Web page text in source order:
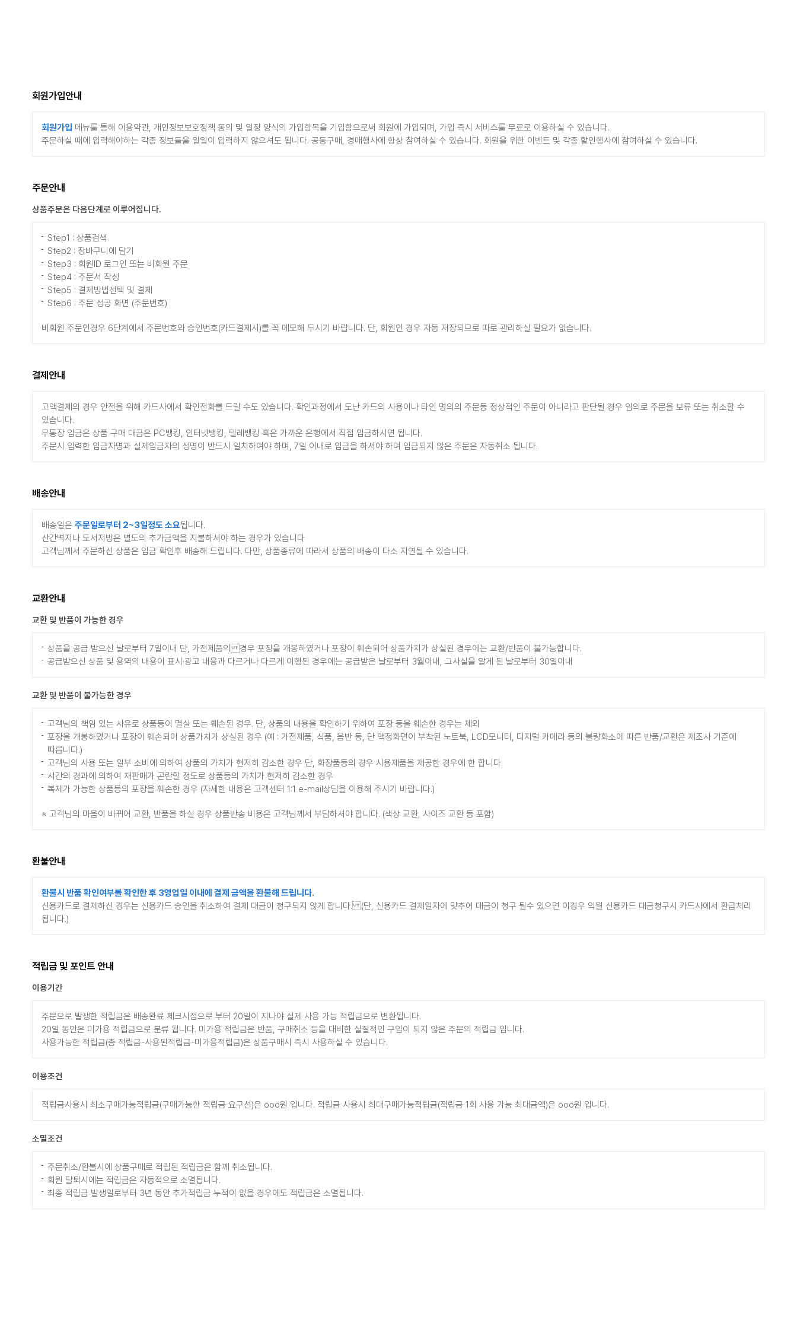
회원가입안내
회원가입 메뉴를 통해 이용약관, 개인정보보호정책 동의 및 일정 양식의 가입항목을 기입함으로써 회원에 가입되며, 가입 즉시 서비스를 무료로 이용하실 수 있습니다.
주문하실 때에 입력해야하는 각종 정보들을 일일이 입력하지 않으셔도 됩니다. 공동구매, 경매행사에 항상 참여하실 수 있습니다. 회원을 위한 이벤트 및 각종 할인행사에 참여하실 수 있습니다.
주문안내
상품주문은 다음단계로 이루어집니다.
Step1 : 상품검색
Step2 : 장바구니에 담기
Step3 : 회원ID 로그인 또는 비회원 주문
Step4 : 주문서 작성
Step5 : 결제방법선택 및 결제
Step6 : 주문 성공 화면 (주문번호)
비회원 주문인경우 6단계에서 주문번호와 승인번호(카드결제시)를 꼭 메모해 두시기 바랍니다. 단, 회원인 경우 자동 저장되므로 따로 관리하실 필요가 없습니다.
결제안내
고액결제의 경우 안전을 위해 카드사에서 확인전화를 드릴 수도 있습니다. 확인과정에서 도난 카드의 사용이나 타인 명의의 주문등 정상적인 주문이 아니라고 판단될 경우 임의로 주문을 보류 또는 취소할 수
있습니다.
무통장 입금은 상품 구매 대금은 PC뱅킹, 인터넷뱅킹, 텔레뱅킹 혹은 가까운 은행에서 직접 입금하시면 됩니다.
주문시 입력한 입금자명과 실제입금자의 성명이 반드시 일치하여야 하며, 7일 이내로 입금을 하셔야 하며 입금되지 않은 주문은 자동취소 됩니다.
배송안내
배송일은 주문일로부터 2~3일정도 소요됩니다.
산간벽지나 도서지방은 별도의 추가금액을 지불하셔야 하는 경우가 있습니다
고객님께서 주문하신 상품은 입금 확인후 배송해 드립니다. 다만, 상품종류에 따라서 상품의 배송이 다소 지연될 수 있습니다.
교환안내
교환 및 반품이 가능한 경우
상품을 공급 받으신 날로부터 7일이내 단, 가전제품의 경우 포장을 개봉하였거나 포장이 훼손되어 상품가치가 상실된 경우에는 교환/반품이 불가능합니다.
공급받으신 상품 및 용역의 내용이 표시·광고 내용과 다르거나 다르게 이행된 경우에는 공급받은 날로부터 3월이내, 그사실을 알게 된 날로부터 30일이내
교환 및 반품이 불가능한 경우
고객님의 책임 있는 사유로 상품등이 멸실 또는 훼손된 경우. 단, 상품의 내용을 확인하기 위하여 포장 등을 훼손한 경우는 제외
포장을 개봉하였거나 포장이 훼손되어 상품가치가 상실된 경우 (예 : 가전제품, 식품, 음반 등, 단 액정화면이 부착된 노트북, LCD모니터, 디지털 카메라 등의 불량화소에 따른 반품/교환은 제조사 기준에
따릅니다.)
고객님의 사용 또는 일부 소비에 의하여 상품의 가치가 현저히 감소한 경우 단, 화장품등의 경우 시용제품을 제공한 경우에 한 합니다.
시간의 경과에 의하여 재판매가 곤란할 정도로 상품등의 가치가 현저히 감소한 경우
복제가 가능한 상품등의 포장을 훼손한 경우 (자세한 내용은 고객센터 1:1 e-mail상담을 이용해 주시기 바랍니다.)
※ 고객님의 마음이 바뀌어 교환, 반품을 하실 경우 상품반송 비용은 고객님께서 부담하셔야 합니다. (색상 교환, 사이즈 교환 등 포함)
환불안내
환불시 반품 확인여부를 확인한 후 3영업일 이내에 결제 금액을 환불해 드립니다.
신용카드로 결제하신 경우는 신용카드 승인을 취소하여 결제 대금이 청구되지 않게 합니다. (단, 신용카드 결제일자에 맞추어 대금이 청구 될수 있으면 이경우 익월 신용카드 대금청구시 카드사에서 환급처리
됩니다.)
적립금 및 포인트 안내
이용기간
주문으로 발생한 적립금은 배송완료 체크시점으로 부터 20일이 지나야 실제 사용 가능 적립금으로 변환됩니다.
20일 동안은 미가용 적립금으로 분류 됩니다. 미가용 적립금은 반품, 구매취소 등을 대비한 실질적인 구입이 되지 않은 주문의 적립금 입니다.
사용가능한 적립금(총 적립금-사용된적립금-미가용적립금)은 상품구매시 즉시 사용하실 수 있습니다.
이용조건
적립금사용시 최소구매가능적립금(구매가능한 적립금 요구선)은 ooo원 입니다. 적립금 사용시 최대구매가능적립금(적립금 1회 사용 가능 최대금액)은 ooo원 입니다.
소멸조건
주문취소/환불시에 상품구매로 적립된 적립금은 함께 취소됩니다.
회원 탈퇴시에는 적립금은 자동적으로 소멸됩니다.
최종 적립금 발생일로부터 3년 동안 추가적립금 누적이 없을 경우에도 적립금은 소멸됩니다.